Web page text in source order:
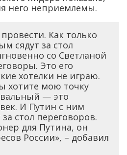
него неприемлемы.
Как только
сядут за стол
со Светланой
Это его
хотелки не играю.
хотите мою точку
— это
И Путин с ним
стол переговоров.
для Путина, он
России», – добавил